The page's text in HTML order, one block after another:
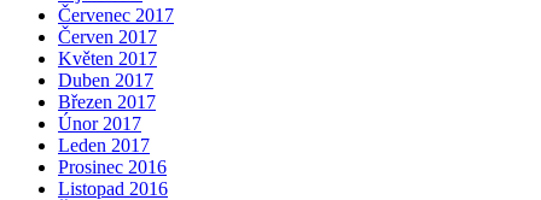
Červenec 2017
Červen 2017
Květen 2017
Duben 2017
Březen 2017
Únor 2017
Leden 2017
Prosinec 2016
Listopad 2016